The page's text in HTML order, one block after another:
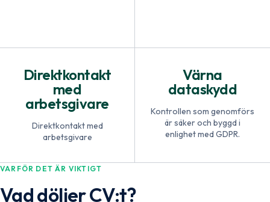
Direktkontakt
med
arbetsgivare
Direktkontakt med
arbetsgivare
Värna
dataskydd
Kontrollen som genomförs
är säker och byggd i
enlighet med GDPR.
VARFÖR DET ÄR VIKTIGT
Vad döljer CV:t?